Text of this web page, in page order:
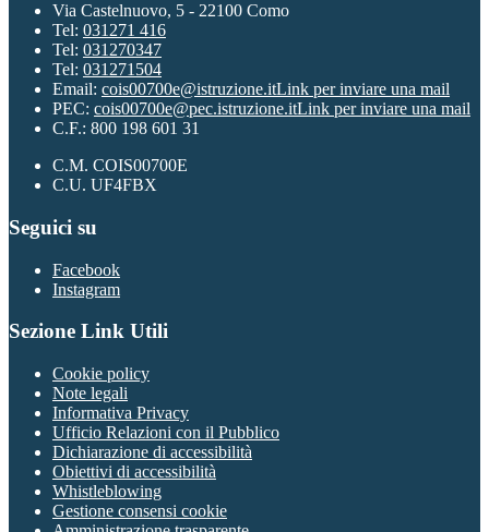
Via Castelnuovo, 5 - 22100 Como
Tel: 031271 416
Tel: 031270347
Tel: 031271504
Email: cois00700e@istruzione.itLink per inviare una mail
PEC: cois00700e@pec.istruzione.itLink per inviare una mail
C.F.: 800 198 601 31
C.M. COIS00700E
C.U. UF4FBX
Seguici su
Facebook
Instagram
Sezione Link Utili
Cookie policy
Note legali
Informativa Privacy
Ufficio Relazioni con il Pubblico
Dichiarazione di accessibilità
Obiettivi di accessibilità
Whistleblowing
Gestione consensi cookie